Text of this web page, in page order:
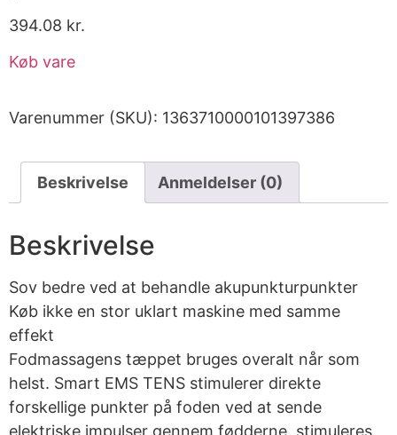
394.08 kr.
Køb vare
Varenummer (SKU): 1363710000101397386
Beskrivelse Anmeldelser (0)
Beskrivelse
Sov bedre ved at behandle akupunkturpunkter
Køb ikke en stor uklart maskine med samme
effekt
Fodmassagens tæppet bruges overalt når som
helst. Smart EMS TENS stimulerer direkte
forskellige punkter på foden ved at sende
elektriske impulser gennem fødderne, stimuleres